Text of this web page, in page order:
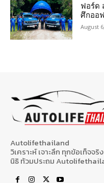
ฟอร์ด
ศึกออ
August
Autolifethailand
วิเคราะห์ เจาะลึก ทุกข้อเท็จ
นิธิ ท้วมประถม